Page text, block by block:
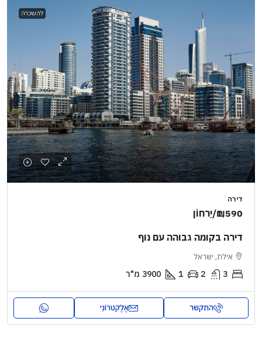
להשכרה
דירה
₪1,590/יַרחוֹן
דירה בקומה גבוהה עם נוף
אילת, ישראל
3
2
1
3900 מ"ר
התקשר אֶלֶקטרוֹנִי